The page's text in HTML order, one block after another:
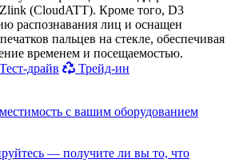
(CloudATT). Кроме того, D3
распознавания лиц и оснащен
пальцев на стекле, обеспечивая
временем и посещаемостью.
Тест-драйв Трейд-ин
с вашим оборудованием
— получите ли вы то, что